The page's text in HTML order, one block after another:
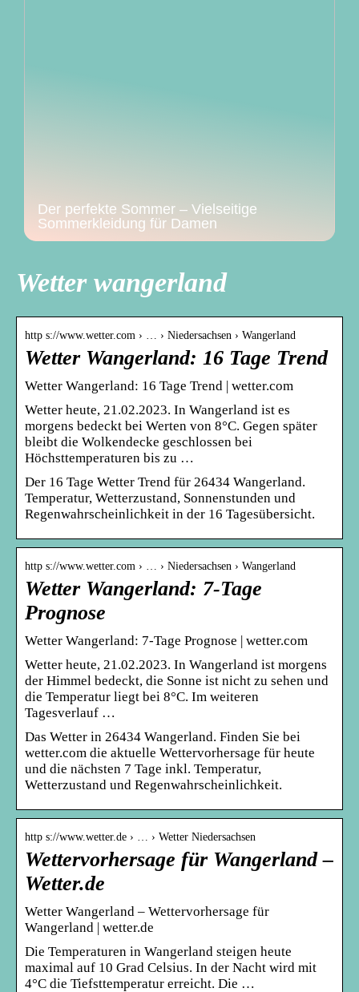
Der perfekte Sommer – Vielseitige
Sommerkleidung für Damen
Wetter wangerland
http s://www.wetter.com › … › Niedersachsen › Wangerland
Wetter Wangerland: 16 Tage Trend
Wetter Wangerland: 16 Tage Trend | wetter.com
Wetter heute, 21.02.2023. In Wangerland ist es
morgens bedeckt bei Werten von 8°C. Gegen später
bleibt die Wolkendecke geschlossen bei
Höchsttemperaturen bis zu …
Der 16 Tage Wetter Trend für 26434 Wangerland.
Temperatur, Wetterzustand, Sonnenstunden und
Regenwahrscheinlichkeit in der 16 Tagesübersicht.
http s://www.wetter.com › … › Niedersachsen › Wangerland
Wetter Wangerland: 7-Tage
Prognose
Wetter Wangerland: 7-Tage Prognose | wetter.com
Wetter heute, 21.02.2023. In Wangerland ist morgens
der Himmel bedeckt, die Sonne ist nicht zu sehen und
die Temperatur liegt bei 8°C. Im weiteren
Tagesverlauf …
Das Wetter in 26434 Wangerland. Finden Sie bei
wetter.com die aktuelle Wettervorhersage für heute
und die nächsten 7 Tage inkl. Temperatur,
Wetterzustand und Regenwahrscheinlichkeit.
http s://www.wetter.de › … › Wetter Niedersachsen
Wettervorhersage für Wangerland –
Wetter.de
Wetter Wangerland – Wettervorhersage für
Wangerland | wetter.de
Die Temperaturen in Wangerland steigen heute
maximal auf 10 Grad Celsius. In der Nacht wird mit
4°C die Tiefsttemperatur erreicht. Die …